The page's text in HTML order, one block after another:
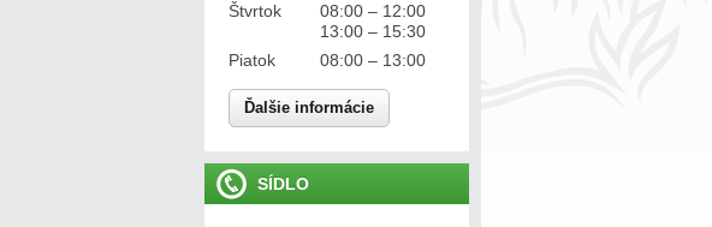
Štvrtok
08:00 – 12:00
13:00 – 15:30
Piatok
08:00 – 13:00
Ďalšie informácie
SÍDLO